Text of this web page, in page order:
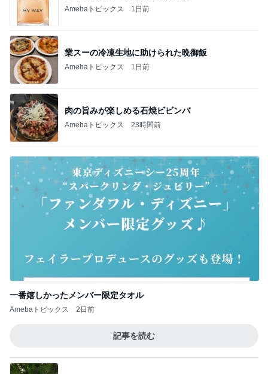
Amebaトピックス 1日前
業スーの冷凍生地に助けられた晩御飯
Amebaトピックス 1日前
肉の旨みが楽しめる石焼ビビンバ
Amebaトピックス 23時間前
一番嬉しかったメンバー限定タオル
Amebaトピックス 2日前
記事を読む